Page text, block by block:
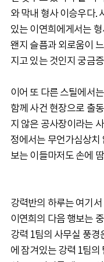
와 막내 형사 이승우다.
있는 이연희에게서는
왠지 슬픔과 외로움이
지고 있는 것인지 궁금
이어 또 다른 스틸에서
함께 사건 현장으로 출
지 않은 공사장이라는
정에서는 무언가심상치
보는 이들마저도 손에
강력반의 하루는 여기
이연희의 다음 행보는
강력 1팀의 사무실 풍
에 잠겨있는 강력 1팀